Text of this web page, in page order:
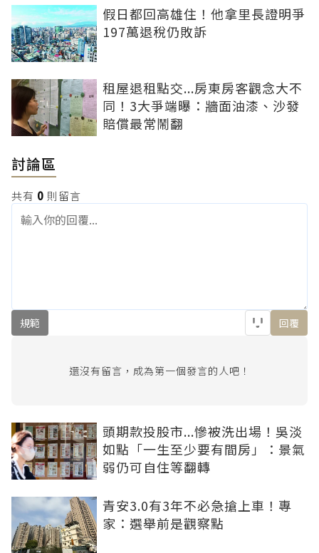
假日都回高雄住！他拿里長證明爭
197萬退稅仍敗訴
租屋退租點交...房東房客觀念大不
同！3大爭端曝：牆面油漆、沙發
賠償最常鬧翻
討論區
共有 0 則留言
規範 回覆
還沒有留言，成為第一個發言的人吧！
頭期款投股市...慘被洗出場！吳淡
如點「一生至少要有間房」：景氣
弱仍可自住等翻轉
青安3.0有3年不必急搶上車！專
家：選舉前是觀察點